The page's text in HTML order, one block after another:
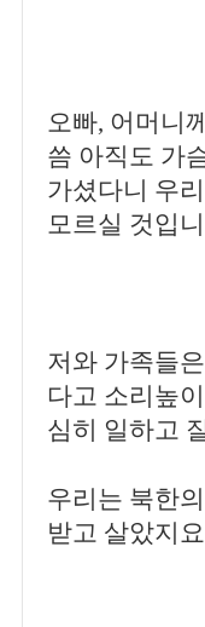
오빠, 어머니
씀 아직도 가
가셨다니 우
모르실 것입
저와 가족들
다고 소리높
심히 일하고
우리는 북한
받고 살았지